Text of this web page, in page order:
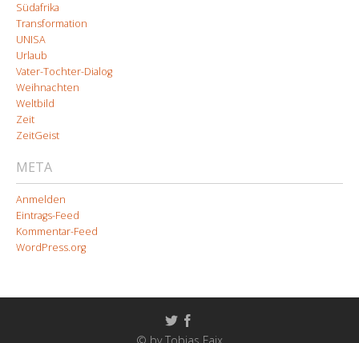
Südafrika
Transformation
UNISA
Urlaub
Vater-Tochter-Dialog
Weihnachten
Weltbild
Zeit
ZeitGeist
META
Anmelden
Eintrags-Feed
Kommentar-Feed
WordPress.org